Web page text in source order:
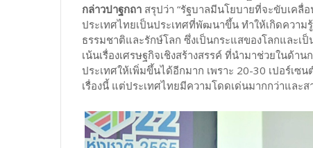
กล่าวปาฐกถา สรุปว่า “รัฐบาลมีนโยบายที่จะขับเคลื่
ประเทศไทยเป็นประเทศที่พัฒนาขึ้น ทำให้เกิดควา
ธรรมชาติและรักษ์โลก ซึ่งเป็นกระแสของโลกและ
เน้นเรื่องเศรษฐกิจเชิงสร้างสรรค์ ที่นำมาช่วยในด้า
ประเทศให้เพิ่มขึ้นได้อีกมาก เพราะ 20-30 เปอร์เ
เรื่องนี้ แต่ประเทศไทยมีความโดดเด่นมากกว่าและ